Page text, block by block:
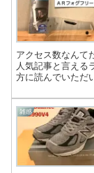
アクセス数なんて
人気記事と言える
方に読んでいただ
雑感